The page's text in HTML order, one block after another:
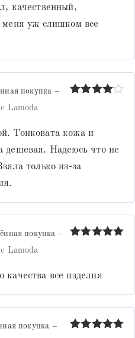
качественный,
уж слишком все
покупка –
Lamoda
Тонковата кожа и
дешевая. Надеюсь что не
только из-за
покупка –
Lamoda
все изделия
покупка –